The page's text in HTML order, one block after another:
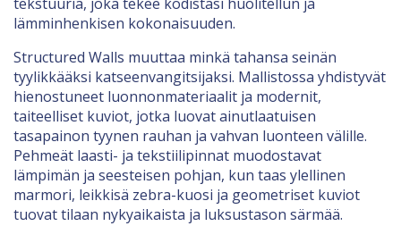
lämminhenkisen kokonaisuuden.
Structured Walls muuttaa minkä tahansa seinän
tyylikkääksi katseenvangitsijaksi. Mallistossa yhdistyvät
hienostuneet luonnonmateriaalit ja modernit,
taiteelliset kuviot, jotka luovat ainutlaatuisen
tasapainon tyynen rauhan ja vahvan luonteen välille.
Pehmeät laasti- ja tekstiilipinnat muodostavat
lämpimän ja seesteisen pohjan, kun taas ylellinen
marmori, leikkisä zebra-kuosi ja geometriset kuviot
tuovat tilaan nykyaikaista ja luksustason särmää.